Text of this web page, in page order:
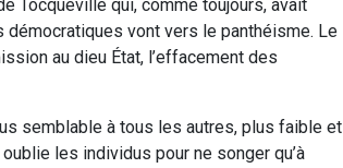
Tocqueville qui, comme toujours, avait
vont vers le panthéisme. Le
au dieu État, l’effacement des
semblable à tous les autres, plus faible et
les individus pour ne songer qu’à